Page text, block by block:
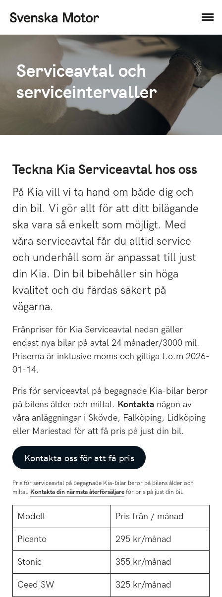
Serviceavtal och
serviceintervaller
Teckna Kia Serviceavtal hos oss
På Kia vill vi ta hand om både dig och
din bil. Vi gör allt för att ditt bilägande
ska vara så enkelt som möjligt. Med
våra serviceavtal får du alltid service
och underhåll som är anpassat till just
din Kia. Din bil bibehåller sin höga
kvalitet och du färdas säkert på
vägarna.
Frånpriser för Kia Serviceavtal nedan gäller
endast nya bilar på avtal 24 månader/3000 mil.
Priserna är inklusive moms och giltiga t.o.m 2026-
01-14.
Pris för serviceavtal på begagnade Kia-bilar beror
på bilens ålder och miltal. Kontakta någon av
våra anläggningar i Skövde, Falköping, Lidköping
eller Mariestad för att få pris på just din bil.
Kontakta oss för att få pris
Pris för serviceavtal på begagnade Kia-bilar beror på bilens ålder och
miltal. Kontakta din närmsta återförsäljare för pris på just din bil.
Modell Pris från / månad
Picanto 295 kr/månad
Stonic 355 kr/månad
Ceed SW 325 kr/månad